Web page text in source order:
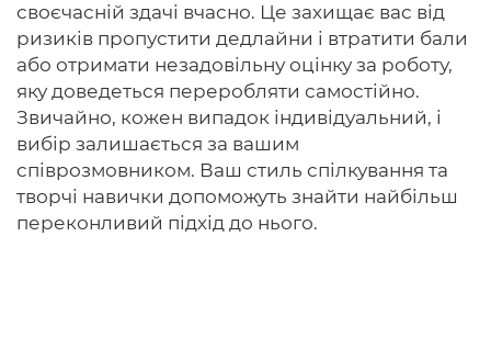
своєчасній здачі вчасно. Це захищає вас від
ризиків пропустити дедлайни і втратити бали
або отримати незадовільну оцінку за роботу,
яку доведеться переробляти самостійно.
Звичайно, кожен випадок індивідуальний, і
вибір залишається за вашим
співрозмовником. Ваш стиль спілкування та
творчі навички допоможуть знайти найбільш
переконливий підхід до нього.